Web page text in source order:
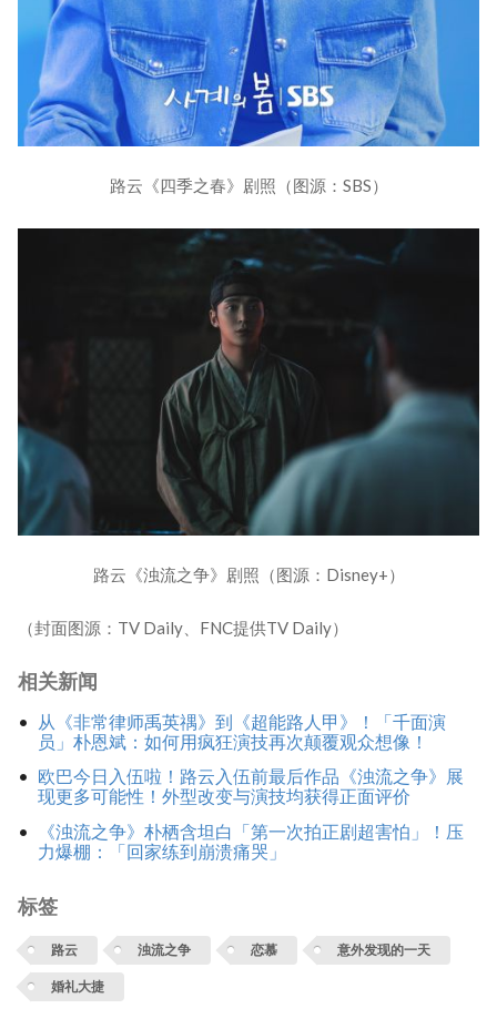
路云《四季之春》剧照（图源：SBS）
路云《浊流之争》剧照（图源：Disney+）
（封面图源：TV Daily、FNC提供TV Daily）
相关新闻
从《非常律师禹英禑》到《超能路人甲》！「千面演
员」朴恩斌：如何用疯狂演技再次颠覆观众想像！
欧巴今日入伍啦！路云入伍前最后作品《浊流之争》展
现更多可能性！外型改变与演技均获得正面评价
《浊流之争》朴栖含坦白「第一次拍正剧超害怕」！压
力爆棚：「回家练到崩溃痛哭」
标签
路云 浊流之争 恋慕 意外发现的一天
婚礼大捷